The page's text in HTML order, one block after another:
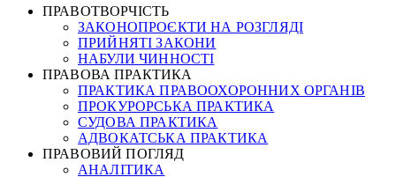
ПРАВОТВОРЧІСТЬ
ЗАКОНОПРОЄКТИ НА РОЗГЛЯДІ
ПРИЙНЯТІ ЗАКОНИ
НАБУЛИ ЧИННОСТІ
ПРАВОВА ПРАКТИКА
ПРАКТИКА ПРАВООХОРОННИХ ОРГАНІВ
ПРОКУРОРСЬКА ПРАКТИКА
СУДОВА ПРАКТИКА
АДВОКАТСЬКА ПРАКТИКА
ПРАВОВИЙ ПОГЛЯД
АНАЛІТИКА